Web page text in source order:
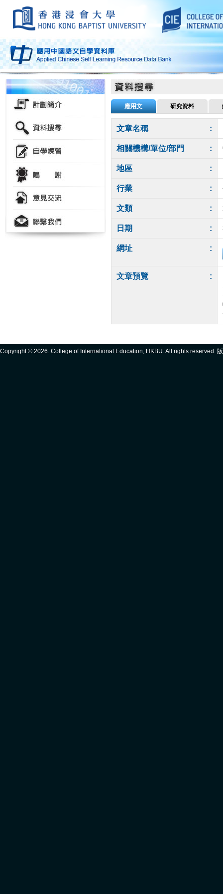
應用文 研究資料
文章名稱 :
相關機構/單位/部門 :
地區 :
行業 :
文類 :
日期 :
網址 :
文章預覽 :
Copyright © 2026. College of International Education, HKBU. All rights reserved.